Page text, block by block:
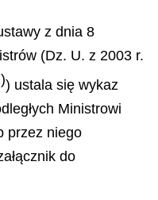
z dnia 8
(Dz. U. z 2003 r.
) ustala się wykaz
Ministrowi
przez niego
do